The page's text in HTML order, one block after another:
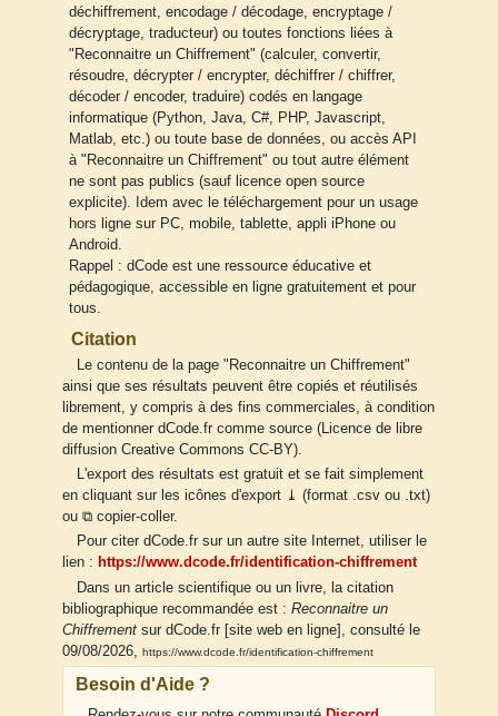
déchiffrement, encodage / décodage, encryptage /
décryptage, traducteur) ou toutes fonctions liées à
"Reconnaitre un Chiffrement" (calculer, convertir,
résoudre, décrypter / encrypter, déchiffrer / chiffrer,
décoder / encoder, traduire) codés en langage
informatique (Python, Java, C#, PHP, Javascript,
Matlab, etc.) ou toute base de données, ou accès API
à "Reconnaitre un Chiffrement" ou tout autre élément
ne sont pas publics (sauf licence open source
explicite). Idem avec le téléchargement pour un usage
hors ligne sur PC, mobile, tablette, appli iPhone ou
Android.
Rappel : dCode est une ressource éducative et
pédagogique, accessible en ligne gratuitement et pour
tous.
Citation
Le contenu de la page "Reconnaitre un Chiffrement"
ainsi que ses résultats peuvent être copiés et réutilisés
librement, y compris à des fins commerciales, à condition
de mentionner dCode.fr comme source (Licence de libre
diffusion Creative Commons CC-BY).
L'export des résultats est gratuit et se fait simplement
en cliquant sur les icônes d'export ⤓ (format .csv ou .txt)
ou ⧉ copier-coller.
Pour citer dCode.fr sur un autre site Internet, utiliser le
lien : https://www.dcode.fr/identification-chiffrement
Dans un article scientifique ou un livre, la citation
bibliographique recommandée est : Reconnaitre un
Chiffrement sur dCode.fr [site web en ligne], consulté le
09/08/2026,
https://www.dcode.fr/identification-chiffrement
Besoin d'Aide ?